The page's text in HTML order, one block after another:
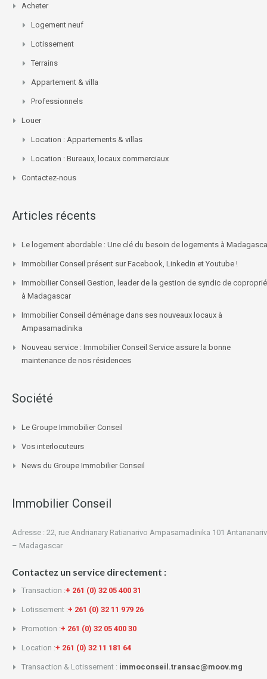
Acheter
Logement neuf
Lotissement
Terrains
Appartement & villa
Professionnels
Louer
Location : Appartements & villas
Location : Bureaux, locaux commerciaux
Contactez-nous
Articles récents
Le logement abordable : Une clé du besoin de logements à
Immobilier Conseil présent sur Facebook, Linkedin et Youtube !
Immobilier Conseil Gestion, leader de la gestion de syndic de
à Madagascar
Immobilier Conseil déménage dans ses nouveaux locaux à
Ampasamadinika
Nouveau service : Immobilier Conseil Service assure la bonne
maintenance de nos résidences
Société
Le Groupe Immobilier Conseil
Vos interlocuteurs
News du Groupe Immobilier Conseil
Immobilier Conseil
Adresse : 22, rue Andrianary Ratianarivo Ampasamadinika 101
– Madagascar
Contactez un service directement :
Transaction :+ 261 (0) 32 05 400 31
Lotissement :+ 261 (0) 32 11 979 26
Promotion :+ 261 (0) 32 05 400 30
Location :+ 261 (0) 32 11 181 64
Transaction & Lotissement : immoconseil.transac@moov.mg